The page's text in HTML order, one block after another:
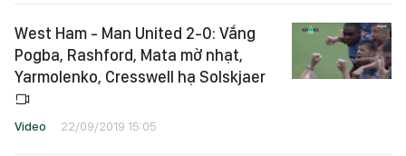
West Ham - Man United 2-0: Vắng
Pogba, Rashford, Mata mờ nhạt,
Yarmolenko, Cresswell hạ Solskjaer
Video 22/09/2019 15:05